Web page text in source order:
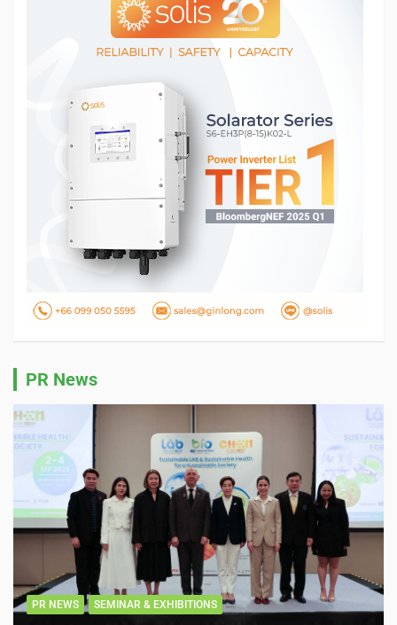
PR News
PR NEWS SEMINAR & EXHIBITIONS